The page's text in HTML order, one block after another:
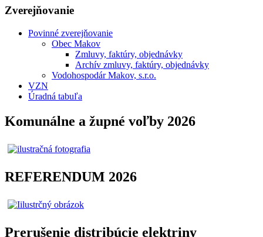
Zverejňovanie
Povinné zverejňovanie
Obec Makov
Zmluvy, faktúry, objednávky
Archív zmluvy, faktúry, objednávky
Vodohospodár Makov, s.r.o.
VZN
Úradná tabuľa
Komunálne a župné voľby 2026
REFERENDUM 2026
Prerušenie distribúcie elektriny